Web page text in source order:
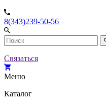
8(343)239-50-56
Связаться
Меню
Каталог